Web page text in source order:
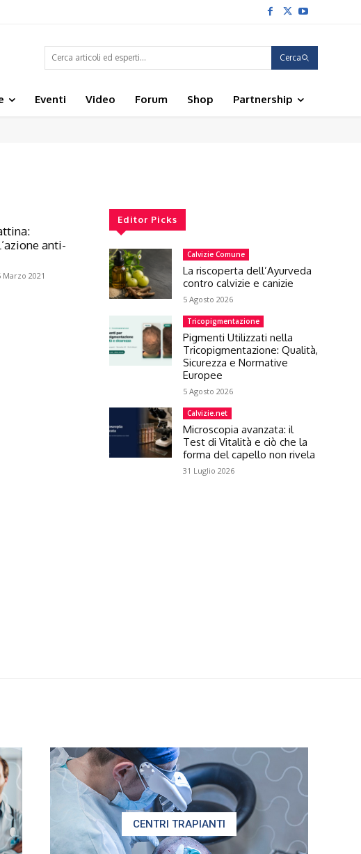
Cerca
Eventi Video Forum Shop Partnership
anti-
Marzo 2021
Editor Picks
Calvizie Comune
La riscoperta dell’Ayurveda
contro calvizie e canizie
5 Agosto 2026
Tricopigmentazione
Pigmenti Utilizzati nella
Tricopigmentazione: Qualità,
Sicurezza e Normative
Europee
5 Agosto 2026
Calvizie.net
Microscopia avanzata: il
Test di Vitalità e ciò che la
forma del capello non rivela
31 Luglio 2026
CENTRI TRAPIANTI